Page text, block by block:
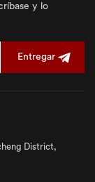
y lo
Entregar
District,